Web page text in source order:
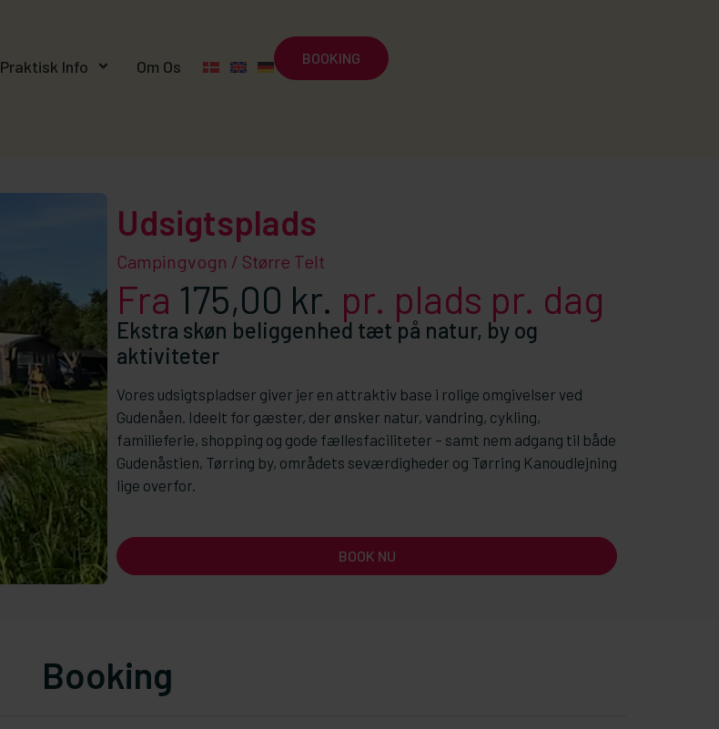
Praktisk Info Om Os BOOKING
Udsigtsplads
Campingvogn / Større Telt
Fra 175,00 kr. pr. plads pr. dag
Ekstra skøn beliggenhed tæt på natur, by og
aktiviteter
Vores udsigtspladser giver jer en attraktiv base i rolige omgivelser ved
Gudenåen. Ideelt for gæster, der ønsker natur, vandring, cykling,
familieferie, shopping og gode fællesfaciliteter – samt nem adgang til både
Gudenåstien, Tørring by, områdets seværdigheder og Tørring Kanoudlejning
lige overfor.
BOOK NU
Booking